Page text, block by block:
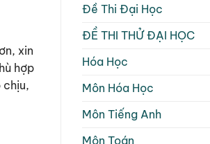
xin
hợp
chịu,
Đề Thi Đại Học
ĐỀ THI THỬ ĐẠI HỌC
Hóa Học
Môn Hóa Học
Môn Tiếng Anh
Môn Toán